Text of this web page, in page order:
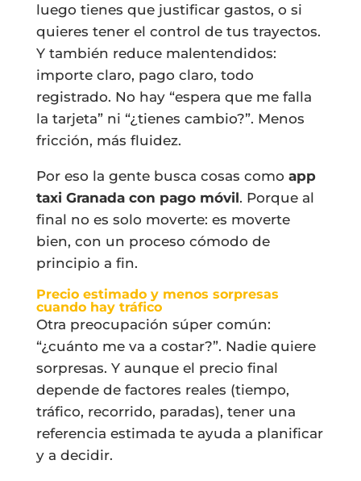
luego tienes que justificar gastos, o si
quieres tener el control de tus trayectos.
Y también reduce malentendidos:
importe claro, pago claro, todo
registrado. No hay “espera que me falla
la tarjeta” ni “¿tienes cambio?”. Menos
fricción, más fluidez.
Por eso la gente busca cosas como app
taxi Granada con pago móvil. Porque al
final no es solo moverte: es moverte
bien, con un proceso cómodo de
principio a fin.
Precio estimado y menos sorpresas
cuando hay tráfico
Otra preocupación súper común:
“¿cuánto me va a costar?”. Nadie quiere
sorpresas. Y aunque el precio final
depende de factores reales (tiempo,
tráfico, recorrido, paradas), tener una
referencia estimada te ayuda a planificar
y a decidir.